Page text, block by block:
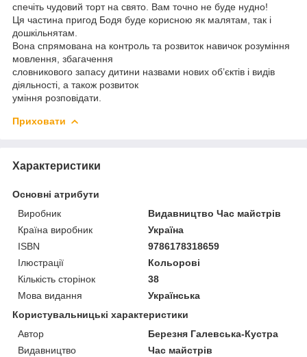
спечiть чудовий торт на свято. Вам точно не буде нудно!
Ця частина пригод Бодя буде корисною як малятам, так i
дошкiльнятам.
Вона спрямована на контроль та розвиток навичок розумiння
мовлення, збагачення
словникового запасу дитини назвами нових об’єктiв i видiв
дiяльностi, а також розвиток
умiння розповiдати.
Приховати
Характеристики
Основні атрибути
Виробник
Видавництво Час майстрів
Країна виробник
Україна
ISBN
9786178318659
Ілюстрації
Кольорові
Кількість сторінок
38
Мова видання
Українська
Користувальницькі характеристики
Автор
Березня Галевська-Кустра
Видавництво
Час майстрів